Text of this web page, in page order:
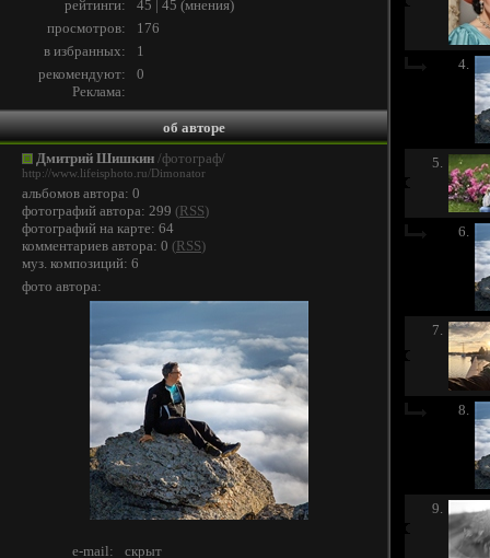
рейтинги:
45 | 45 (мнения)
просмотров:
176
в избранных:
1
рекомендуют:
0
Реклама:
об авторе
Дмитрий Шишкин /фотограф/
http://www.lifeisphoto.ru/Dimonator
альбомов автора: 0
фотографий автора: 299 (RSS)
фотографий на карте: 64
комментариев автора: 0 (RSS)
муз. композиций: 6
фото автора:
e-mail: скрыт
4.
5.
6.
7.
8.
9.